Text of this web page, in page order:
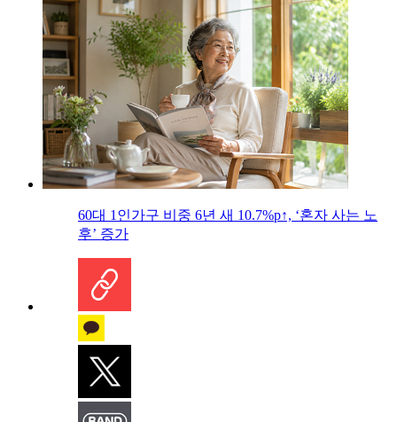
60대 1인가구 비중 6년 새 10.7%p↑, ‘혼자 사는 노
후’ 증가